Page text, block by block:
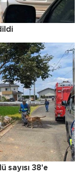
sayısı 38'e